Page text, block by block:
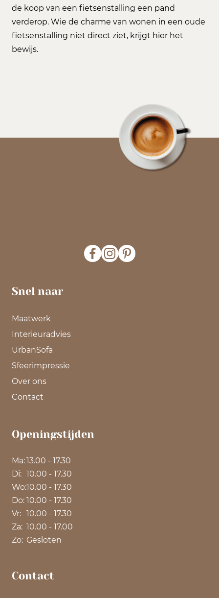
de koop van een fietsenstalling een pand
verderop. Wie de charme van wonen in een oude
fietsenstalling niet direct ziet, krijgt hier het
bewijs.
Contact
Openingstijden
Ma:
Di:
Wo:
Do:
Vr:
Za:
Zo:
13.00 - 17.30
10.00 - 17.30
10.00 - 17.30
10.00 - 17.30
10.00 - 17.30
10.00 - 17.00
Gesloten
Snel naar
Maatwerk
Interieuradvies
UrbanSofa
Sfeerimpressie
Over ons
Contact